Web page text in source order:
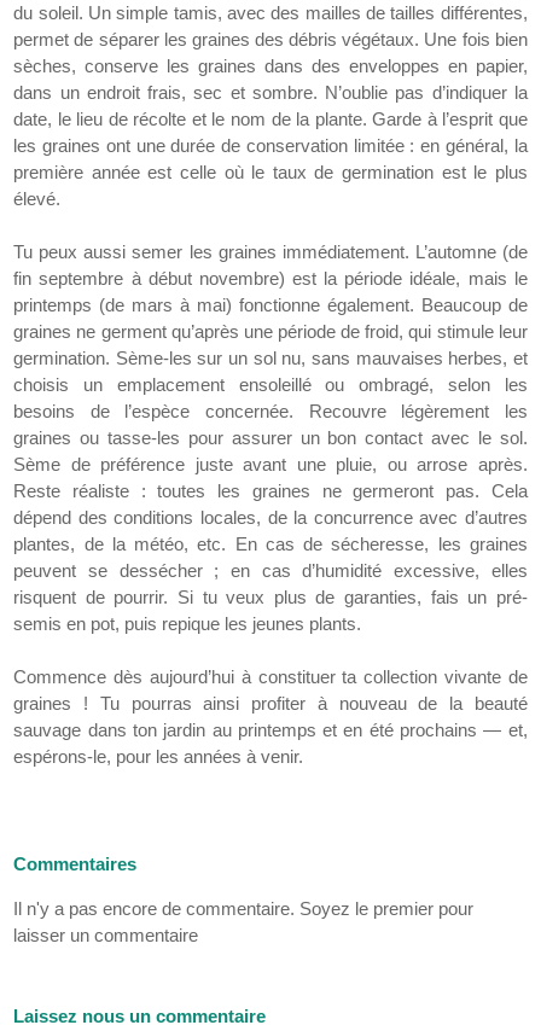
du soleil. Un simple tamis, avec des mailles de tailles différentes,
permet de séparer les graines des débris végétaux. Une fois bien
sèches, conserve les graines dans des enveloppes en papier,
dans un endroit frais, sec et sombre. N’oublie pas d’indiquer la
date, le lieu de récolte et le nom de la plante. Garde à l’esprit que
les graines ont une durée de conservation limitée : en général, la
première année est celle où le taux de germination est le plus
élevé.
Tu peux aussi semer les graines immédiatement. L’automne (de
fin septembre à début novembre) est la période idéale, mais le
printemps (de mars à mai) fonctionne également. Beaucoup de
graines ne germent qu’après une période de froid, qui stimule leur
germination. Sème-les sur un sol nu, sans mauvaises herbes, et
choisis un emplacement ensoleillé ou ombragé, selon les
besoins de l’espèce concernée. Recouvre légèrement les
graines ou tasse-les pour assurer un bon contact avec le sol.
Sème de préférence juste avant une pluie, ou arrose après.
Reste réaliste : toutes les graines ne germeront pas. Cela
dépend des conditions locales, de la concurrence avec d’autres
plantes, de la météo, etc. En cas de sécheresse, les graines
peuvent se dessécher ; en cas d’humidité excessive, elles
risquent de pourrir. Si tu veux plus de garanties, fais un pré-
semis en pot, puis repique les jeunes plants.
Commence dès aujourd’hui à constituer ta collection vivante de
graines ! Tu pourras ainsi profiter à nouveau de la beauté
sauvage dans ton jardin au printemps et en été prochains — et,
espérons-le, pour les années à venir.
Commentaires
Il n'y a pas encore de commentaire. Soyez le premier pour
laisser un commentaire
Laissez nous un commentaire